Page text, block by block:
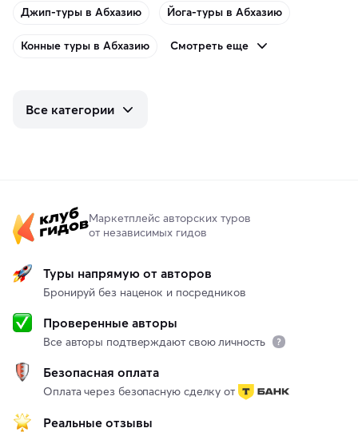
Джип-туры в Абхазию Йога-туры в Абхазию
Конные туры в Абхазию Смотреть еще
Все категории
Маркетплейс авторских туров
от независимых гидов
Туры напрямую от авторов
Бронируй без наценок и посредников
Проверенные авторы
Все авторы подтверждают свою личность
Безопасная оплата
Оплата через безопасную сделку от
Реальные отзывы